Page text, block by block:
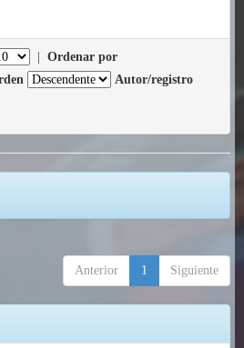
Ordenar por
Autor/registro
Anterior 1 Siguiente